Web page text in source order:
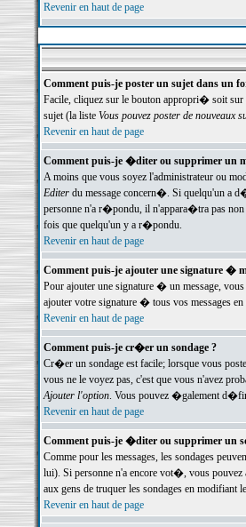
Revenir en haut de page
Comment puis-je poster un sujet dans un
Facile, cliquez sur le bouton appropri� soit sur
sujet (la liste Vous pouvez poster de nouveaux
Revenir en haut de page
Comment puis-je �diter ou supprimer un
A moins que vous soyez l'administrateur ou
Editerdu message concern�. Si quelqu'un a
personne n'a r�pondu, il n'appara�tra pas
fois que quelqu'un y a r�pondu.
Revenir en haut de page
Comment puis-je ajouter une signature �
Pour ajouter une signature � un message,
ajouter votre signature � tous vos messages
Revenir en haut de page
Comment puis-je cr�er un sondage ?
Cr�er un sondage est facile; lorsque vous
vous ne le voyez pas, c'est que vous n'avez
Ajouter l'option. Vous pouvez �galement
Revenir en haut de page
Comment puis-je �diter ou supprimer un
Comme pour les messages, les sondages
lui). Si personne n'a encore vot�, vous
aux gens de truquer les sondages en
Revenir en haut de page